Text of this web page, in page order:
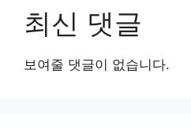
최신 댓글
보여줄 댓글이 없습니다.